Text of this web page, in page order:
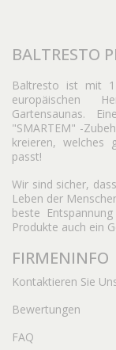
BALTRESTO
Baltresto ist mit
europäischen
Gartensaunas.
"SMARTEM" -
kreieren, welches
passt!
Wir sind sicher,
Leben der
beste
Produkte auch ein
FIRMENINFO
Kontaktieren Sie
Bewertungen
FAQ